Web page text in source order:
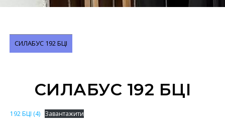
СИЛАБУС 192 БЦІ
СИЛАБУС 192 БЦІ
192 БЦІ (4) Завантажити